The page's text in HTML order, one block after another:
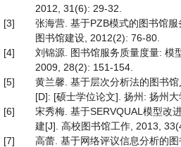
2012, 31(6): 29-32.
[3]
张海营. 基于PZB模式的图书馆服
图书馆建设, 2012(2): 76-80.
[4]
刘锦源. 图书馆服务质量度量: 模
2009, 28(2): 151-154.
[5]
黄兰馨. 基于层次分析法的图书
[D]: [硕士学位论文]. 扬州: 扬州大
[6]
宋秀梅. 基于SERVQUAL模型改
建[J]. 高校图书馆工作, 2013,
[7]
高蕾. 基于网络评议信息分析的